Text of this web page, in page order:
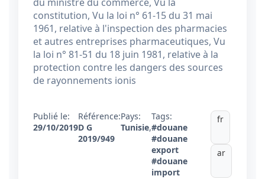
constitution, Vu la loi n° 61-15 du 31 mai
1961, relative à l'inspection des pharmacies
et autres entreprises pharmaceutiques, Vu
la loi n° 81-51 du 18 juin 1981, relative à la
protection contre les dangers des sources
de rayonnements ionis
Publié le:
29/10/2019
Référence:
D G
2019/949
Pays:
Tunisie,
Tags:
#douane
#douane
export
#douane
import
fr
ar